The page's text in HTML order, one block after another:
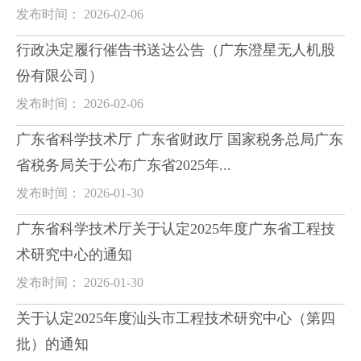
发布时间： 2026-02-06
行政决定履行催告书送达公告（广东澄星无人机股
份有限公司）
发布时间： 2026-02-06
广东省科学技术厅 广东省财政厅 国家税务总局广东
省税务局关于公布广东省2025年...
发布时间： 2026-01-30
广东省科学技术厅关于认定2025年度广东省工程技
术研究中心的通知
发布时间： 2026-01-30
关于认定2025年度汕头市工程技术研究中心（第四
批）的通知